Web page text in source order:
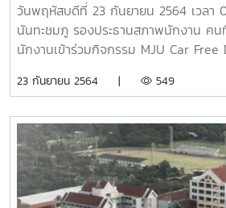
วันพฤหัสบดีที่ 23 กันยายน 2564 เวลา
นันทะชมภู รองประธานสภาพนักงาน ค
นักงานเข้าร่วมกิจกรรม MJU Car
ใหม่
23 กันยายน 2564 | 549